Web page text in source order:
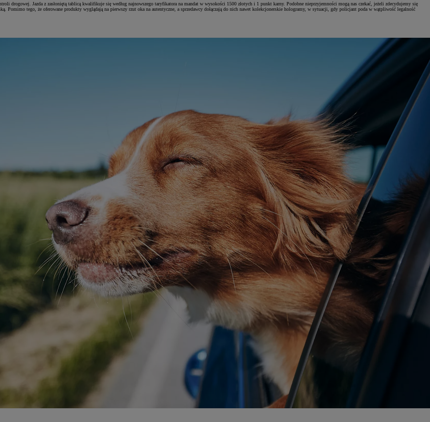
drogowej. Jazda z zasłoniętą tablicą kwalifikuje się według najnowszego taryfikatora na mandat w wysokości 1500 złotych i 1 punkt karny. Podobne nieprzyjemności mogą nas czekać, jeżeli zdecydujemy się
Pomimo tego, że oferowane produkty wyglądają na pierwszy rzut oka na autentyczne, a sprzedawcy dołączają do nich nawet kolekcjonerskie hologramy, w sytuacji, gdy policjant poda w wątpliwość legalność